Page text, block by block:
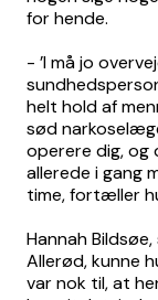
for hende.
- ’I må jo
helt hold af
sød
operere dig, og
allerede i gang
time, fortæller
Hannah
Allerød, kunne
var nok til, at